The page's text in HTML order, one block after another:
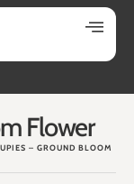
Flower
– GROUND BLOOM